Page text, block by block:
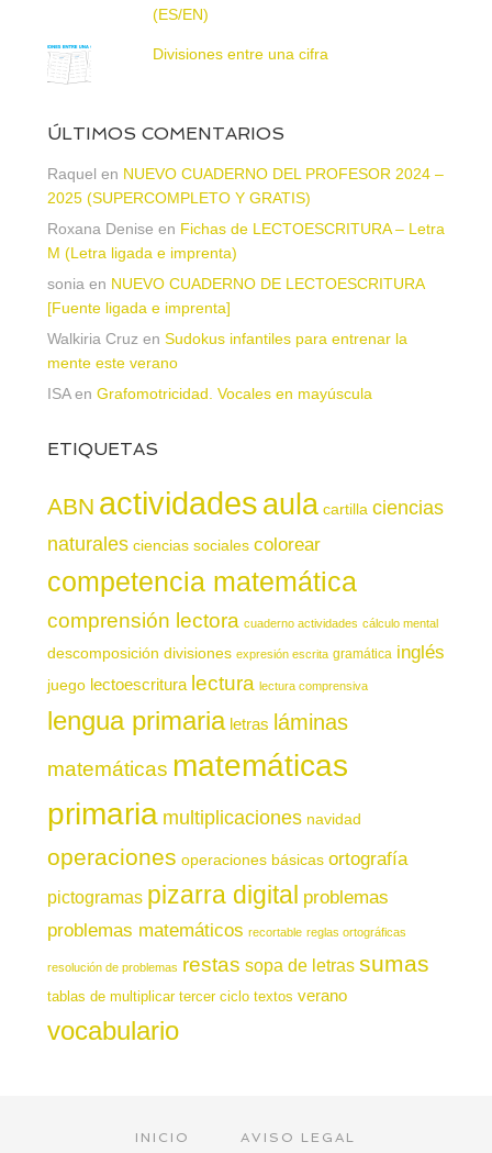
(ES/EN)
Divisiones entre una cifra
ÚLTIMOS COMENTARIOS
Raquel en NUEVO CUADERNO DEL PROFESOR 2024 –
2025 (SUPERCOMPLETO Y GRATIS)
Roxana Denise en Fichas de LECTOESCRITURA – Letra
M (Letra ligada e imprenta)
sonia en NUEVO CUADERNO DE LECTOESCRITURA
[Fuente ligada e imprenta]
Walkiria Cruz en Sudokus infantiles para entrenar la
mente este verano
ISAen Grafomotricidad. Vocales en mayúscula
ETIQUETAS
ABN actividadesaula cartilla ciencias
naturales ciencias sociales colorear
competencia matemática
comprensión lectora cuaderno actividades cálculo mental
descomposición divisiones expresión escrita gramática inglés
juego lectoescritura lectura lectura comprensiva
lengua primaria letras láminas
matemáticas matemáticas
primaria multiplicaciones navidad
operaciones operaciones básicas ortografía
pictogramas pizarra digital problemas
problemas matemáticos recortable reglas ortográficas
resolución de problemas restas sopa de letras sumas
tablas de multiplicar tercer ciclo textos verano
vocabulario
INICIO AVISO LEGAL